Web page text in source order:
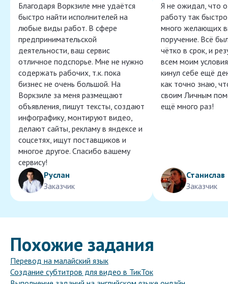
Благодаря Воркзиле мне удаётся
быстро найти исполнителей на
любые виды работ. В сфере
предпринимательской
деятельности, ваш сервис
отличное подспорье. Мне не нужно
содержать рабочих, т.к. пока
бизнес не очень большой. На
Воркзиле за меня размещают
объявления, пишут тексты, создают
инфографику, монтируют видео,
делают сайты, рекламу в яндексе и
соцсетях, ищут поставщиков и
многое другое. Спасибо вашему
сервису!
Руслан
Заказчик
Я не ожидал, что
работу так
много желающих
поручение. Всё
чётко в срок, и
всем моим
кинул себе ещё
как точно знаю,
своим Личным
ещё много раз!
Станислав
Заказчик
Похожие задания
Перевод на малайский язык
Создание субтитров для видео в ТикТок